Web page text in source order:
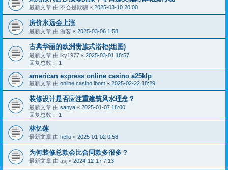
最新文章 由 不会是欺骗 « 2025-03-10 20:00
房价永远会上涨
最新文章 由 游客 « 2025-03-06 1:58
古典华丽的欧洲贵族式浴柜(组图)
最新文章 由 lky1977 « 2025-03-01 18:57
回复总数： 1
american express online casino a25klp
最新文章 由 online casino lbom « 2025-02-22 18:29
装修设计是否应注重建筑风水理念？
最新文章 由 sanya « 2025-01-07 18:00
回复总数： 1
林忆莲
最新文章 由 hello « 2025-01-02 0:58
为何装修总款会比合同款多很多？
最新文章 由 asj « 2024-12-17 7:13